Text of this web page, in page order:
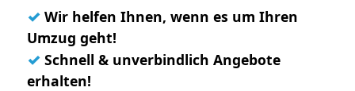
✓ Wir helfen Ihnen, wenn es um Ihren
Umzug geht!
✓ Schnell & unverbindlich Angebote
erhalten!